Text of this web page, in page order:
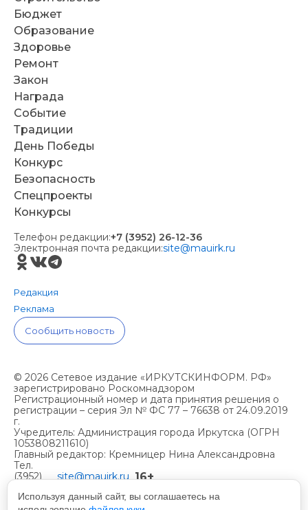
Бюджет
Образование
Здоровье
Ремонт
Закон
Награда
Событие
Традиции
День Победы
Конкурс
Безопасность
Спецпроекты
Конкурсы
Телефон редакции:+7 (3952) 26-12-36
Электронная почта редакции:site@mauirk.ru
Редакция
Реклама
Сообщить новость
© 2026 Сетевое издание «ИРКУТСКИНФОРМ. РФ»
зарегистрировано Роскомнадзором
Регистрационный номер и дата принятия решения о
регистрации – серия Эл № ФС 77 – 76638 от 24.09.2019
г.
Учредитель: Администрация города Иркутска (ОГРН
1053808211610)
Главный редактор: Кремницер Нина Александровна
Тел.
(3952)
site@mauirk.ru 16+
Используя данный сайт, вы соглашаетесь на